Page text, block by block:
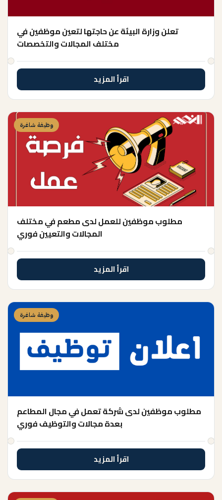
تعلن وزارة البيئة عن حاجتها لتعين موظفين في
مختلف المجالات والتخصصات
اقرأ المزيد
وظيفة شاغرة
مطلوب موظفين للعمل لدى مطعم في مختلف
المجالات والتعيين فوري
اقرأ المزيد
وظيفة شاغرة
مطلوب موظفين لدى شركة تعمل في مجال المطاعم
بعدة مجالات والتوظيف فوري
اقرأ المزيد